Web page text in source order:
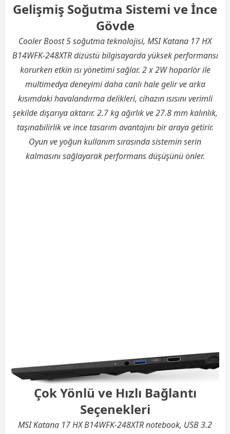
Gelişmiş Soğutma Sistemi ve İnce
Gövde
Cooler Boost 5 soğutma teknolojisi, MSI Katana 17 HX
B14WFK-248XTR dizüstü bilgisayarda yüksek performansı
korurken etkin ısı yönetimi sağlar. 2 x 2W hoparlör ile
multimedya deneyimi daha canlı hale gelir ve arka
kısımdaki havalandırma delikleri, cihazın ısısını verimli
şekilde dışarıya aktarır. 2.7 kg ağırlık ve 27.8 mm kalınlık,
taşınabilirlik ve ince tasarım avantajını bir araya getirir.
Oyun ve yoğun kullanım sırasında sistemin serin
kalmasını sağlayarak performans düşüşünü önler.
Çok Yönlü ve Hızlı Bağlantı
Seçenekleri
MSI Katana 17 HX B14WFK-248XTR notebook, USB 3.2